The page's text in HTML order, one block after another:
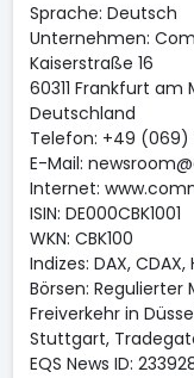
Sprache: Deutsch
Unternehmen:
Kaiserstraße 16
60311 Frankfurt am
Deutschland
Telefon: +49 (069)
E-Mail:
Internet:
ISIN: DE000CBK1001
WKN: CBK100
Indizes: DAX, CDAX,
Börsen:
Freiverkehr in
Stuttgart,
EQS News ID: